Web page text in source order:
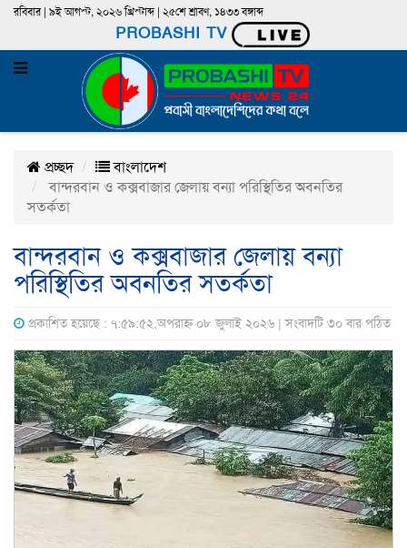
রবিবার | ৯ই আগস্ট, ২০২৬ খ্রিস্টাব্দ | ২৫শে শ্রাবণ, ১৪৩৩ বঙ্গাব্দ
PROBASHI TV
প্রচ্ছদ
বাংলাদেশ
বান্দরবান ও কক্সবাজার জেলায় বন্যা পরিস্থিতির অবনতির
সতর্কতা
বান্দরবান ও কক্সবাজার জেলায় বন্যা
পরিস্থিতির অবনতির সতর্কতা
প্রকাশিত হয়েছে : ৭:৫৯:৫২,অপরাহ্ন ০৮ জুলাই ২০২৬ | সংবাদটি ৩০ বার পঠিত